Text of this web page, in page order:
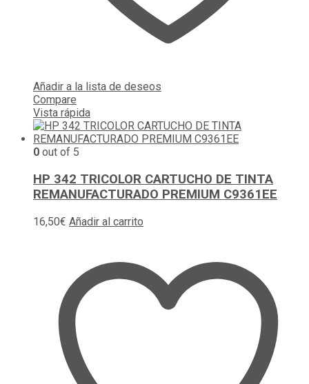
Añadir a la lista de deseos
Compare
Vista rápida
0 out of 5
HP 342 TRICOLOR CARTUCHO DE TINTA
REMANUFACTURADO PREMIUM C9361EE
16,50€ Añadir al carrito